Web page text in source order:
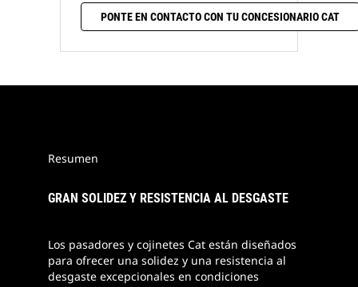
PONTE EN CONTACTO CON TU CONCESIONARIO CAT
Resumen
GRAN SOLIDEZ Y RESISTENCIA AL DESGASTE
Los pasadores y cojinetes Cat están diseñados
para ofrecer una solidez y una resistencia al
desgaste excepcionales en condiciones